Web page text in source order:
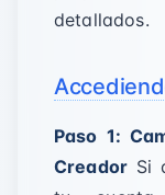
detallados.
Paso 1:
Creador Si